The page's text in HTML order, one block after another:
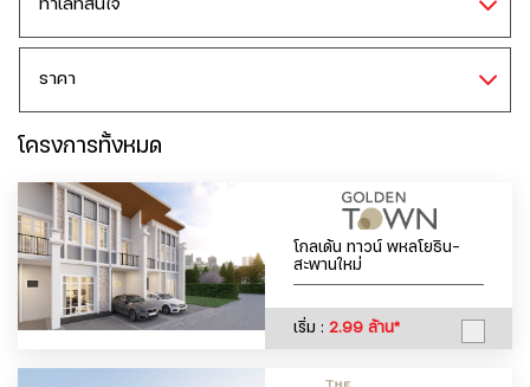
โครงการทั้งหมด
โกลเด้น ทาวน์ พหลโยธิน-
สะพานใหม่
เริ่ม : 2.99 ล้าน*